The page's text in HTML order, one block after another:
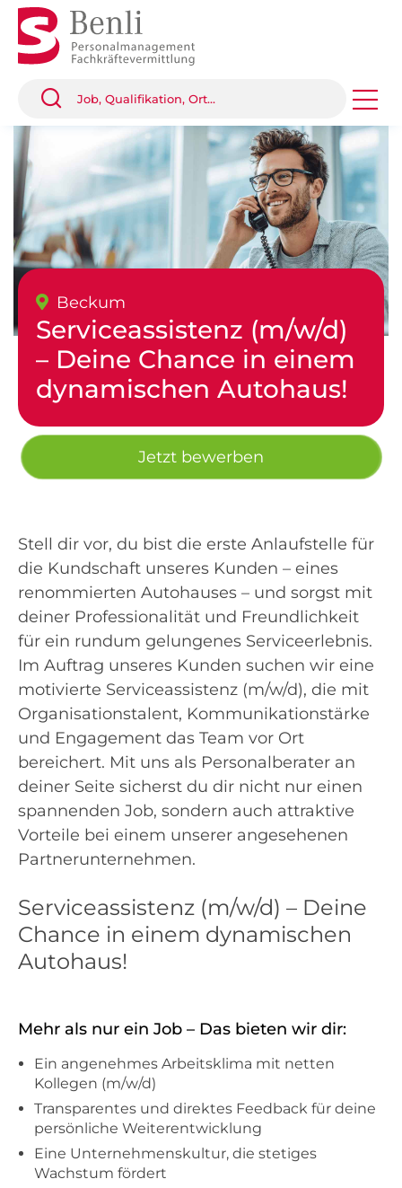
Beckum
Serviceassistenz (m/w/d)
– Deine Chance in einem
dynamischen Autohaus!
Jetzt bewerben
Stell dir vor, du bist die erste Anlaufstelle für
die Kundschaft unseres Kunden – eines
renommierten Autohauses – und sorgst mit
deiner Professionalität und Freundlichkeit
für ein rundum gelungenes Serviceerlebnis.
Im Auftrag unseres Kunden suchen wir eine
motivierte Serviceassistenz (m/w/d), die mit
Organisationstalent, Kommunikationstärke
und Engagement das Team vor Ort
bereichert. Mit uns als Personalberater an
deiner Seite sicherst du dir nicht nur einen
spannenden Job, sondern auch attraktive
Vorteile bei einem unserer angesehenen
Partnerunternehmen.
Serviceassistenz (m/w/d) – Deine
Chance in einem dynamischen
Autohaus!
Mehr als nur ein Job – Das bieten wir dir:
Ein angenehmes Arbeitsklima mit netten
Kollegen (m/w/d)
Transparentes und direktes Feedback für deine
persönliche Weiterentwicklung
Eine Unternehmenskultur, die stetiges
Wachstum fördert